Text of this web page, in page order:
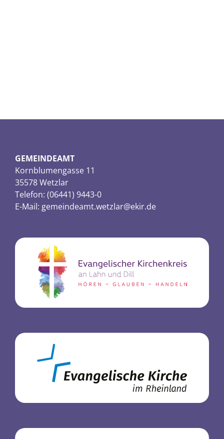
GEMEINDEAMT
Kornblumengasse 11
35578 Wetzlar
Telefon: (06441) 9443-0
E-Mail: gemeindeamt.wetzlar@ekir.de